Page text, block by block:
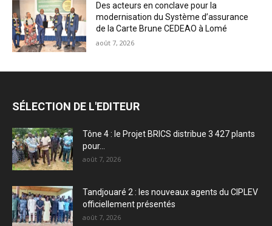
Des acteurs en conclave pour la
modernisation du Système d’assurance
de la Carte Brune CEDEAO à Lomé
août 7, 2026
SÉLECTION DE L'EDITEUR
Tône 4 : le Projet BRICS distribue 3 427 plants
pour...
août 7, 2026
Tandjouaré 2 : les nouveaux agents du CIPLEV
officiellement présentés
août 7, 2026